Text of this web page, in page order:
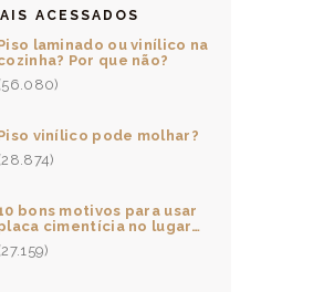
ACESSADOS
laminado ou vinílico na
Por que não?
vinílico pode molhar?
bons motivos para usar
cimentícia no lugar…